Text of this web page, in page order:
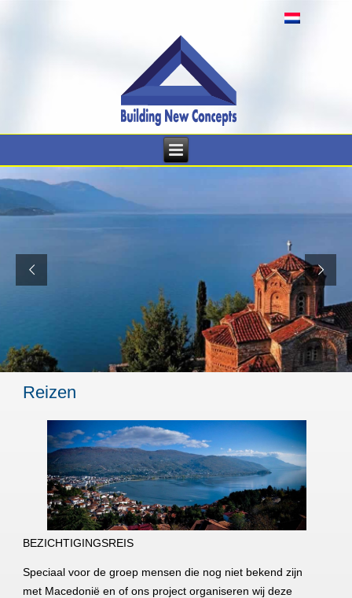
Reizen
BEZICHTIGINGSREIS
Speciaal voor de groep mensen die nog niet bekend zijn
met Macedonië en of ons project organiseren wij deze